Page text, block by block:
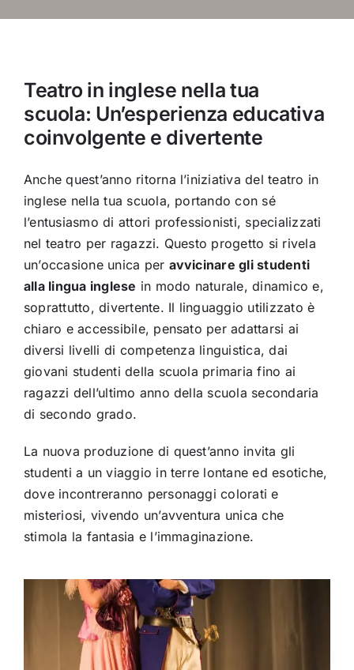
Teatro in inglese nella tua
scuola: Un’esperienza educativa
coinvolgente e divertente
Anche quest’anno ritorna l’iniziativa del teatro in
inglese nella tua scuola, portando con sé
l’entusiasmo di attori professionisti, specializzati
nel teatro per ragazzi. Questo progetto si rivela
un’occasione unica per avvicinare gli studenti
alla lingua inglese in modo naturale, dinamico e,
soprattutto, divertente. Il linguaggio utilizzato è
chiaro e accessibile, pensato per adattarsi ai
diversi livelli di competenza linguistica, dai
giovani studenti della scuola primaria fino ai
ragazzi dell’ultimo anno della scuola secondaria
di secondo grado.
La nuova produzione di quest’anno invita gli
studenti a un viaggio in terre lontane ed esotiche,
dove incontreranno personaggi colorati e
misteriosi, vivendo un’avventura unica che
stimola la fantasia e l’immaginazione.